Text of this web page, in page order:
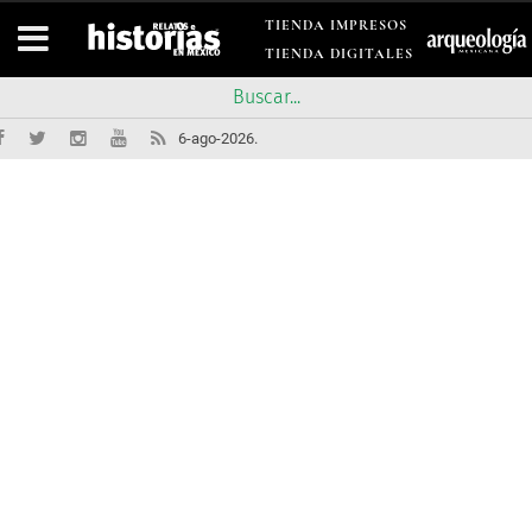
TIENDA IMPRESOS
TIENDA DIGITALES
6-ago-2026.